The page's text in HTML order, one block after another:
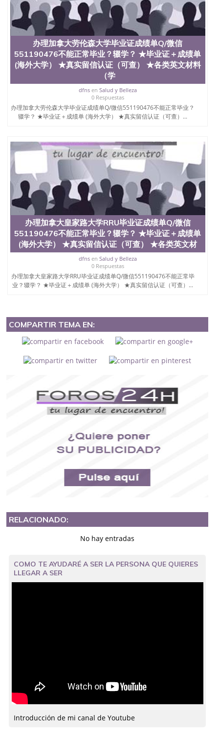
办理加拿大劳伦森大学毕业证成绩单Q/微信
551190476不能正常毕业？辍学？ ★毕业证＋成绩单
(海外大学） ★真实留信认证（可查） ★各类英文材料
（学
dfnsen Salud y Belleza
0 Respuestas
办理加拿大劳伦森大学毕业证成绩单Q/微信551190476不能正常毕业？
辍学？ ★毕业证＋成绩单 (海外大学） ★真实留信认证（可查）...
办理加拿大皇家路大学RRU毕业证成绩单Q/微信
551190476不能正常毕业？辍学？ ★毕业证＋成绩单
(海外大学） ★真实留信认证（可查） ★各类英文材
dfnsen Salud y Belleza
0 Respuestas
办理加拿大皇家路大学RRU毕业证成绩单Q/微信551190476不能正常毕
业？辍学？ ★毕业证＋成绩单 (海外大学） ★真实留信认证（可查）...
COMPARTIR TEMA EN:
RELACIONADO:
No hay entradas
COMO TE AYUDARÉ A SER LA PERSONA QUE QUIERES
LLEGAR A SER
Introducción de mi canal de Youtube